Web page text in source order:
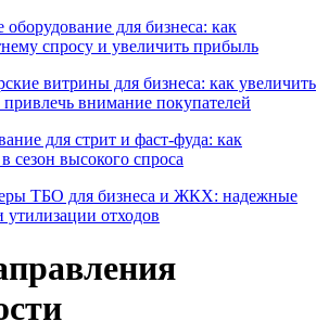
оборудование для бизнеса: как
спросу и увеличить прибыль
витрины для бизнеса: как увеличить
внимание покупателей
для стрит и фаст-фуда: как
сезон высокого спроса
ТБО для бизнеса и ЖКХ: надежные
утилизации отходов